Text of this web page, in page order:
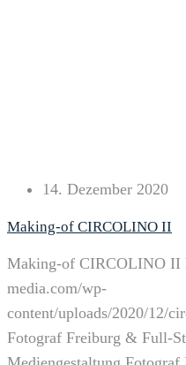
14. Dezember 2020
Making-of CIRCOLINO II
Making-of CIRCOLINO II
media.com/wp-
content/uploads/2020/12/
Fotograf Freiburg & Full-